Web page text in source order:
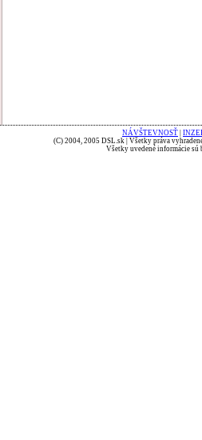
NÁVŠTEVNOSŤ
(C) 2004, 2005 DSL.sk | Všetky práva
Všetky uvedené informácie sú